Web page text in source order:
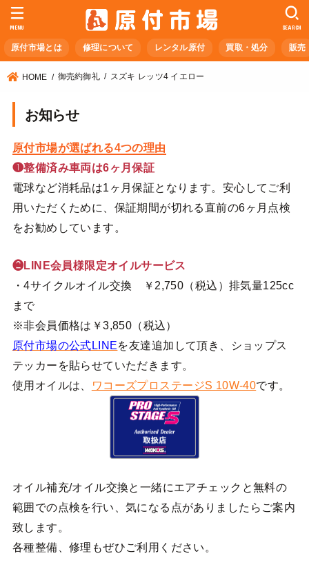
原付市場とは 修理について レンタル原付 買取・処分 販売
SEARCH
MENU
HOME 御売約御礼 スズキ レッツ4 イエロー
お知らせ
原付市場が選ばれる4つの理由
❶整備済み車両は6ヶ月保証
電球など消耗品は1ヶ月保証となります。安心してご利
用いただくために、保証期間が切れる直前の6ヶ月点検
をお勧めしています。
❷LINE会員様限定オイルサービス
・4サイクルオイル交換 ￥2,750（税込）排気量125cc
まで
※非会員価格は￥3,850（税込）
原付市場の公式LINEを友達追加して頂き、ショップス
テッカーを貼らせていただきます。
使用オイルは、
ワコーズプロステージS 10W-40です。
オイル補充/オイル交換と一緒にエアチェックと無料の
範囲での点検を行い、気になる点がありましたらご案内
致します。
各種整備、修理もぜひご利用ください。